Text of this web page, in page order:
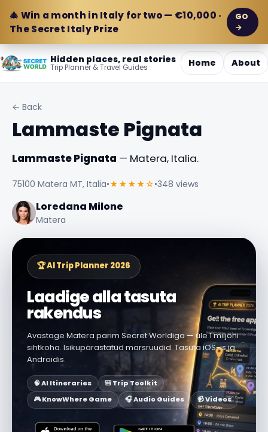
🎄 Win a month in Italy for two — €10,000 ·
The Secret Italy Prize
GO
→
Hidden places, real stories
Trip Planner & Travel Guides Home About
← Back
Lammaste Pignata
Lammaste Pignata — Matera, Italia.
75100 Matera MT, Italia•★★★★☆•348 views
Loredana Milone
Matera
🏆 AI Trip Planner 2026
Laadige alla tasuta
rakendus
Avastage Matera parim Secret Worldiga — üle 1 miljoni
sihtkoha. Isikupärastatud marsruudid. Tasuta iOS-is ja
Androidis.
🧠 AI Itineraries
🎒 Trip Toolkit
🎮 KnowWhere Game
🎧 Audio Guides 📹 Videos